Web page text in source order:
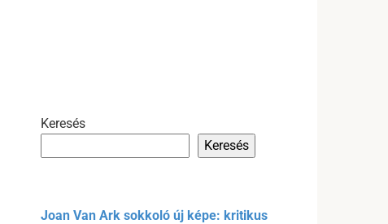
Keresés
Keresés
Joan Van Ark sokkoló új képe: kritikus